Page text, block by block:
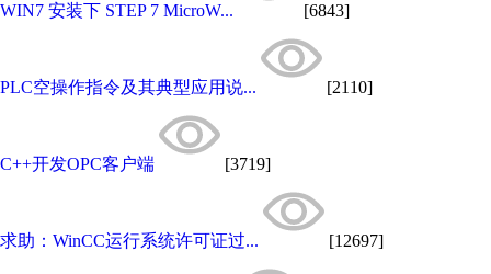
WIN7 安装下 STEP 7 MicroW... [6843]
PLC空操作指令及其典型应用说... [2110]
C++开发OPC客户端 [3719]
求助：WinCC运行系统许可证过... [12697]